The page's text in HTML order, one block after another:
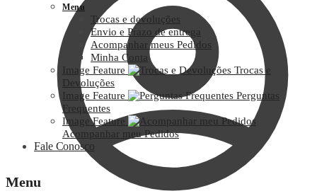
Menu
Trocas e devoluções
Envio e Prazo de entrega
Acompanhar meus Pedidos
Minha Conta
Image Feature
Trocas e
Devoluções
Image Feature
Perguntas
Frequentes
Image Feature
Acompanhar meu Pedidos
Fale Conosco
Menu